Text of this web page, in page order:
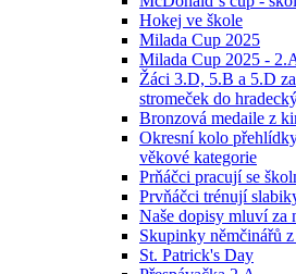
Hokej ve škole
Milada Cup 2025
Milada Cup 2025 -
Žáci 3.D, 5.B a 5.D
stromeček do
Bronzová medaile z
Okresní kolo
věkové kategorie
Prňáčci pracují se
Prvňáčci trénují
Naše dopisy mluví za
Skupinky němčinářů
St. Patrick's Day